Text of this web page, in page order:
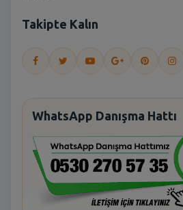
Takipte Kalın
WhatsApp Danışma Hattı